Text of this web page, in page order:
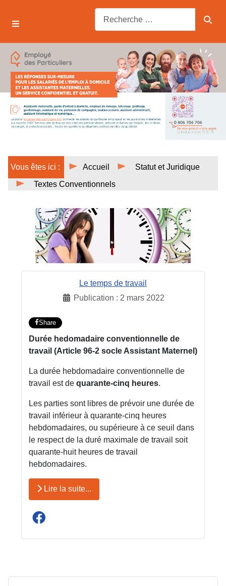
Vous êtes ici : Accueil
Statut et Juridique
Textes Conventionnels
Le temps de travail
Publication : 2 mars 2022
Share
Durée hedomadaire conventionnelle de
travail (Article 96-2 socle Assistant Maternel)
La durée hebdomadaire conventionnelle de
travail est de quarante-cinq heures.
Les parties sont libres de prévoir une durée de
travail inférieur à quarante-cinq heures
hebdomadaires, ou supérieure à ce seuil dans
le respect de la duré maximale de travail soit
quarante-huit heures de travail
hebdomadaires.
Lire la suite...